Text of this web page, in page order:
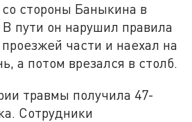
стороны Баныкина в
пути он нарушил правила
части и наехал на
а потом врезался в столб.
травмы получила 47-
Сотрудники